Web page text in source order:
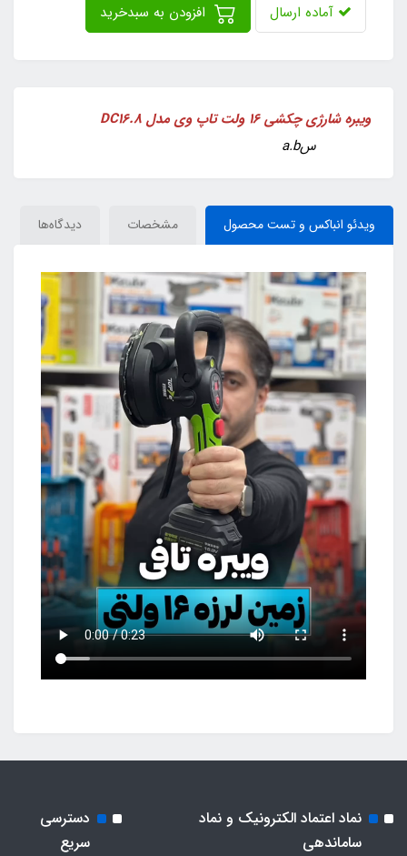
آماده ارسال
سa.b
ویدئو انباکس و تست محصول مشخصات دیدگاه‌ها
نماد اعتماد الکترونیک و نماد
ساماندهی
دسترسی
سریع